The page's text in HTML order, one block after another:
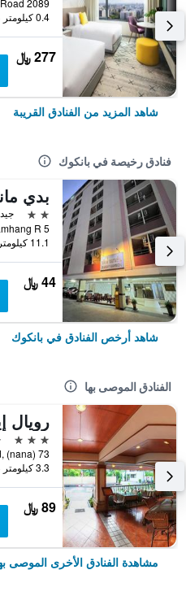
0.4 كيلومتر عن وسط المدينة
277 ﷼
شاهد المزيد من الفنادق القريبة
فنادق رخيصة في بانكوك
بدي
2 نجمتين
جيد 7.0
11.1 كيلومتر عن وسط المدينة
44 ﷼
شاهد أرخص الفنادق في بانكوك
الفنادق الموصى بها
3 نجوم
3.3 كيلومتر عن وسط المدينة
89 ﷼
مشاهدة الفنادق الأخرى الموصى